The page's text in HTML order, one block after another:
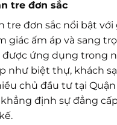
tre đơn sắc
tre đơn sắc nổi bật
giác ấm áp và sang
được ứng dụng trong
như biệt thự, khách
chủ đầu tư tại Quận
định sự đẳng